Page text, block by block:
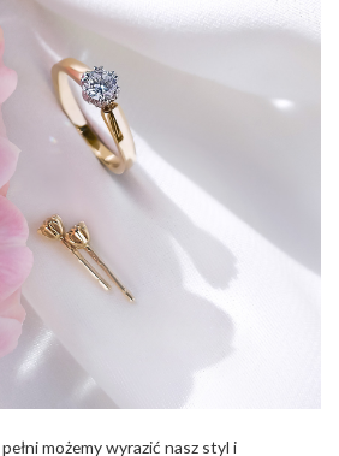
możemy wyrazić nasz styl i